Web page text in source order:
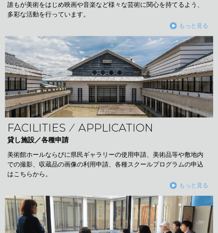
誰もが美術をはじめ映画や音楽など様々な芸術に関心を持てるよう、
多彩な活動を行っています。
もっと見る
FACILITIES ⁄ APPLICATION
貸し施設／各種申請
美術館ホールならびに県民ギャラリーの使用申請、美術品等や敷地内
での撮影、収蔵品の画像の利用申請、各種スクールプログラムの申込
はこちらから。
もっと見る